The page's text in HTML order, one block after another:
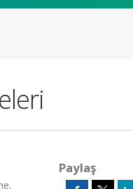
Paylaş